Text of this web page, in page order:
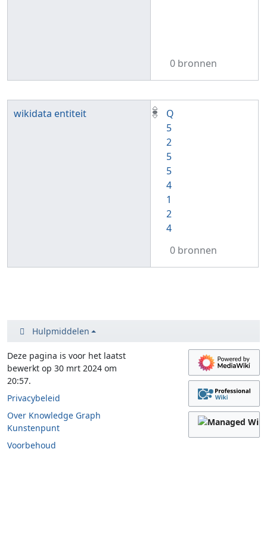
0 bronnen
wikidata entiteit
Q
5
2
5
5
4
1
2
4
0 bronnen
Hulpmiddelen
Deze pagina is voor het laatst
bewerkt op 30 mrt 2024 om
20:57.
Privacybeleid
Over Knowledge Graph
Kunstenpunt
Voorbehoud